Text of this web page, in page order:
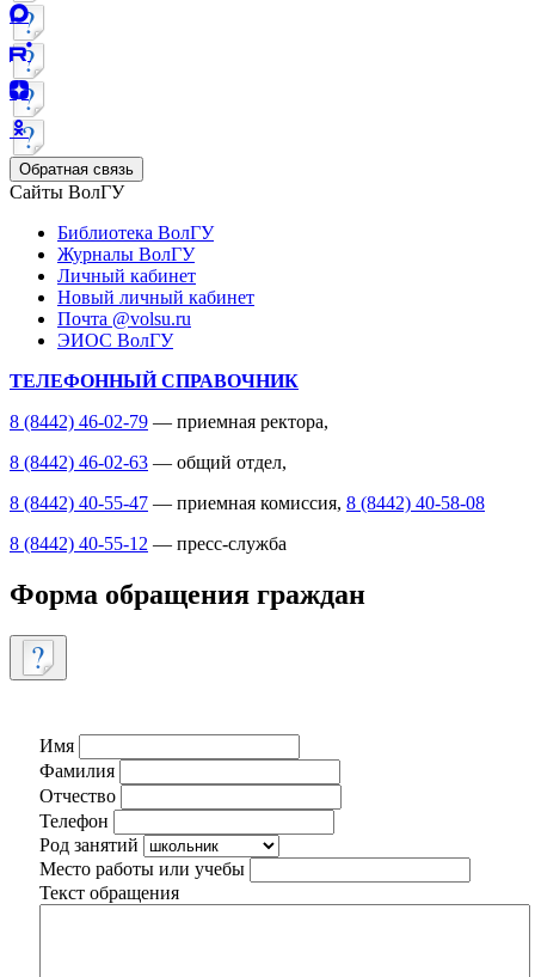
Обратная связь
Сайты ВолГУ
Библиотека ВолГУ
Журналы ВолГУ
Личный кабинет
Новый личный кабинет
Почта @volsu.ru
ЭИОС ВолГУ
ТЕЛЕФОННЫЙ СПРАВОЧНИК
8 (8442) 46-02-79 — приемная ректора,
8 (8442) 46-02-63 — общий отдел,
8 (8442) 40-55-47 — приемная комиссия, 8 (8442) 40-58-08
8 (8442) 40-55-12 — пресс-служба
Форма обращения граждан
Имя
Фамилия
Отчество
Телефон
Род занятий
Место работы или учебы
Текст обращения